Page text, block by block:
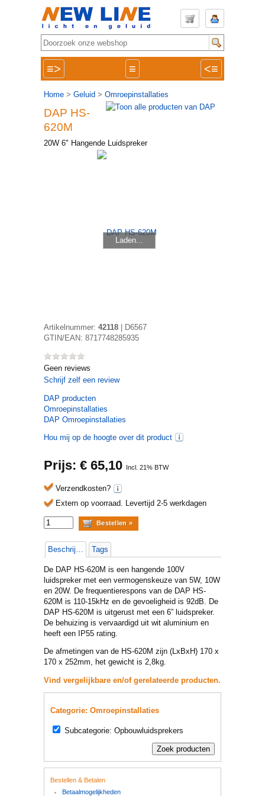
≡> ≡ <≡
Home > Geluid > Omroepinstallaties
DAP HS-
620M
20W 6" Hangende Luidspreker
Laden...
Artikelnummer: 42118
D6567
GTIN/EAN: 8717748285935
Geen reviews
Schrijf zelf een review
DAP producten
Omroepinstallaties
DAP Omroepinstallaties
Hou mij op de hoogte over dit product
Prijs: € 65,10 Incl. 21% BTW
Verzendkosten?
Extern op voorraad. Levertijd 2-5 werkdagen
Beschrijving Tags
De DAP HS-620M is een hangende 100V
luidspreker met een vermogenskeuze van 5W, 10W
en 20W. De frequentierespons van de DAP HS-
620M is 110-15kHz en de gevoeligheid is 92dB. De
DAP HS-620M is uitgerust met een 6” luidspreker.
De behuizing is vervaardigd uit wit aluminium en
heeft een IP55 rating.
De afmetingen van de HS-620M zijn (LxBxH) 170 x
170 x 252mm, het gewicht is 2,8kg.
Vind vergelijkbare en/of gerelateerde producten.
Categorie: Omroepinstallaties
Subcategorie: Opbouwluidsprekers
Bestellen & Betalen
Betaalmogelijkheden